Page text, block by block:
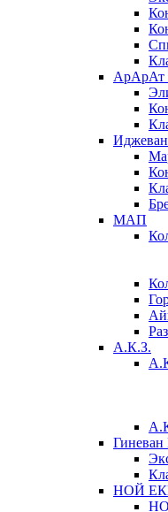
АрАрАт
МАП
А.К.З.
Гиневан
НОЙ